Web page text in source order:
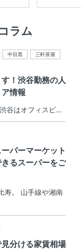
ラム
中目黒
三軒茶屋
！渋谷勤務の人
情報
谷はオフィスビ...
パーマーケット
るスーパーをご
寿。 山手線や湘南
分ける家賃相場